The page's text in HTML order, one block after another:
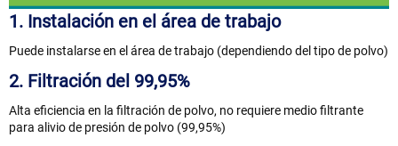
1. Instalación en el área de trabajo
Puede instalarse en el área de trabajo (dependiendo del tipo de polvo)
2. Filtración del 99,95%
Alta eficiencia en la filtración de polvo, no requiere medio filtrante
para alivio de presión de polvo (99,95%)